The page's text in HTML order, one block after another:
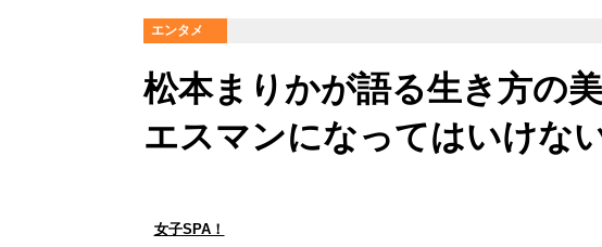
エンタメ
松本まりかが語る生き方の
エスマンになってはいけない
女子SPA！